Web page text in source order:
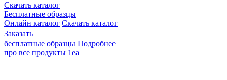
Скачать каталог
Бесплатные образцы
Онлайн каталог Скачать каталог
Заказать
бесплатные образцы Подробнее
про все продукты 1еа